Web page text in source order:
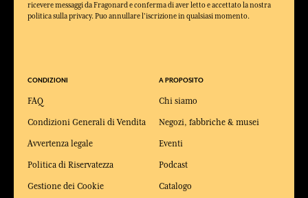
ricevere messaggi da Fragonard e conferma di aver letto e accettato la nostra
politica sulla privacy. Puo annullare l'iscrizione in qualsiasi momento.
CONDIZIONI
FAQ
Condizioni Generali di Vendita
Avvertenza legale
Politica di Riservatezza
Gestione dei Cookie
A PROPOSITO
Chi siamo
Negozi, fabbriche & musei
Eventi
Podcast
Catalogo